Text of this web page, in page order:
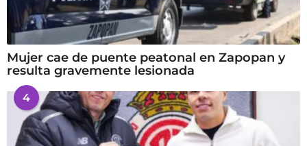
Mujer cae de puente peatonal en Zapopan y
resulta gravemente lesionada
4